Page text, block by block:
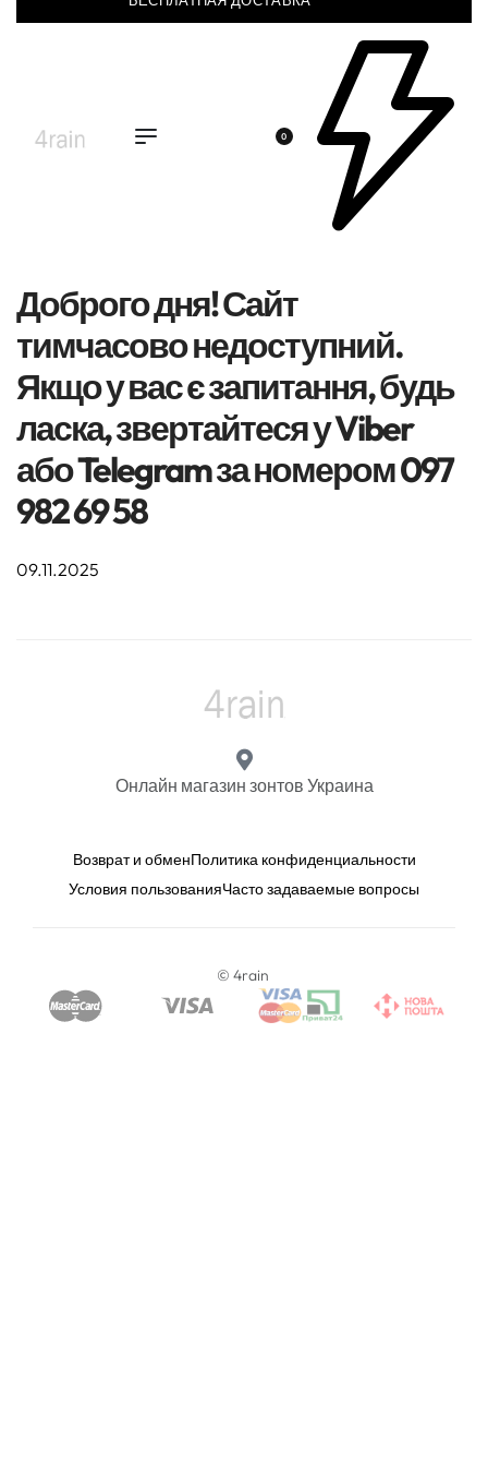
0
Доброго дня! Сайт
тимчасово недоступний.
Якщо у вас є запитання, будь
ласка, звертайтеся у Viber
або Telegram за номером 097
982 69 58
09.11.2025
Онлайн магазин зонтов Украина
Возврат и обменПолитика конфиденциальности
Условия пользованияЧасто задаваемые вопросы
© 4rain